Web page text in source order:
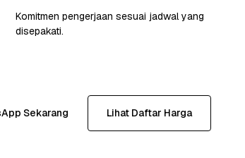
Komitmen pengerjaan sesuai jadwal yang
disepakati.
Sekarang Lihat Daftar Harga